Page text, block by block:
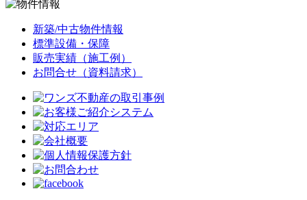
新築/中古物件情報
標準設備・保障
販売実績（施工例）
お問合せ（資料請求）